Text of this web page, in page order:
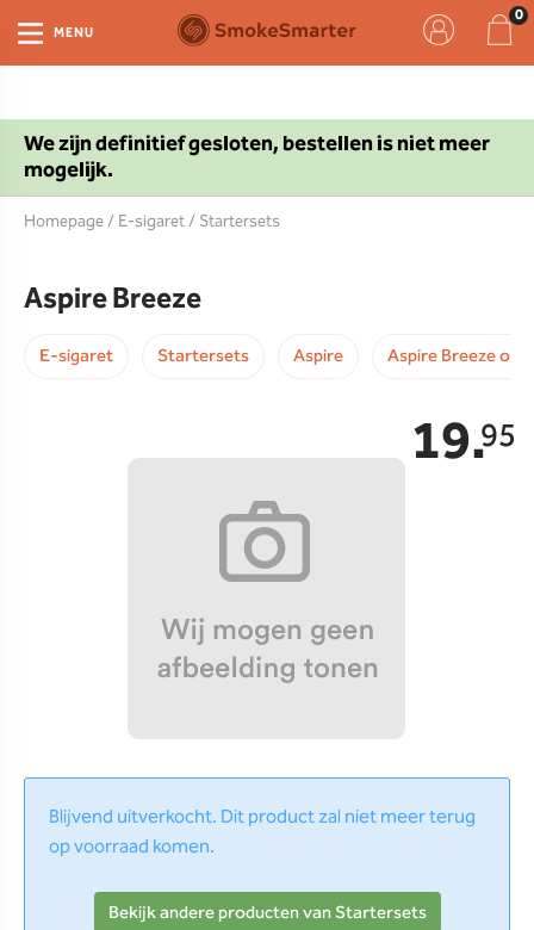
We zijn definitief gesloten, bestellen is niet meer
mogelijk.
MENU
Homepage/E-sigaret/Startersets
Aspire Breeze
E-sigaret Startersets Aspire Aspire Breeze
19.95
Blijvend uitverkocht. Dit product zal niet meer terug
op voorraad komen.
Bekijk andere producten van Startersets